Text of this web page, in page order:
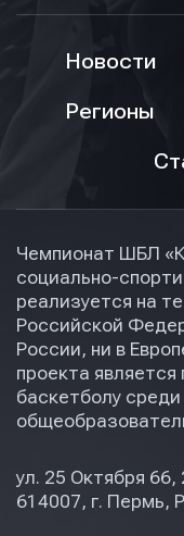
Новости
Регионы
Чемпионат ШБЛ
социально-
реализуется на
Российской
России, ни в
проекта
баскетболу
ул. 25 Октября 66,
614007, г. Пермь,